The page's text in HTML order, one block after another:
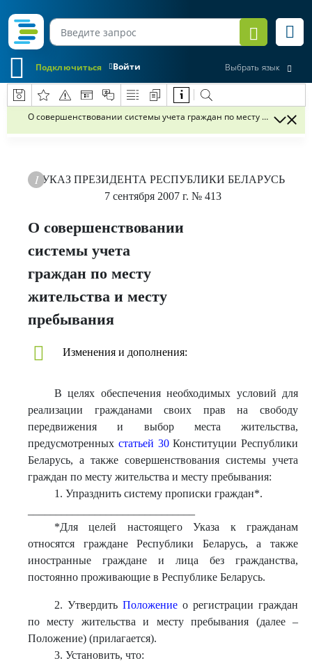
Войти
Подключиться Выбрать язык
О совершенствовании системы учета граждан по месту
УКАЗ ПРЕЗИДЕНТА РЕСПУБЛИКИ БЕЛАРУСЬ
7 сентября 2007 г. № 413
О совершенствовании
системы учета
граждан по месту
жительства и месту
пребывания
Изменения и дополнения:
В целях обеспечения необходимых условий для
реализации гражданами своих прав на свободу
передвижения и выбор места жительства,
предусмотренных статьей 30Конституции Республики
Беларусь, а также совершенствования системы учета
граждан по месту жительства и месту пребывания:
1. Упразднить систему прописки граждан*.
*Для целей настоящего Указа к гражданам
относятся граждане Республики Беларусь, а также
иностранные граждане и лица без гражданства,
постоянно проживающие в Республике Беларусь.
2. Утвердить Положениео регистрации граждан
по месту жительства и месту пребывания (далее –
Положение) (прилагается).
3. Установить, что: